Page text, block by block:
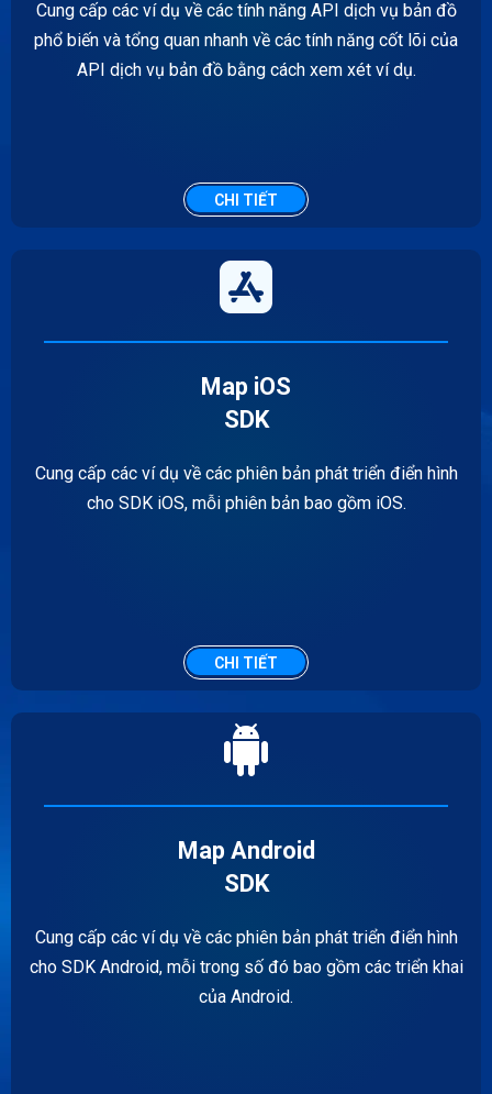
Cung cấp các ví dụ về các tính năng API dịch vụ bản đồ
phổ biến và tổng quan nhanh về các tính năng cốt lõi của
API dịch vụ bản đồ bằng cách xem xét ví dụ.
CHI TIẾT
Map iOS
SDK
Cung cấp các ví dụ về các phiên bản phát triển điển hình
cho SDK iOS, mỗi phiên bản bao gồm iOS.
CHI TIẾT
Map Android
SDK
Cung cấp các ví dụ về các phiên bản phát triển điển hình
cho SDK Android, mỗi trong số đó bao gồm các triển khai
của Android.